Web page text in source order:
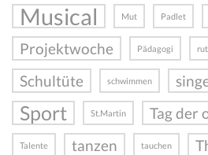
Musical
Mut Padlet
Projektwoche
Pädagogi
Schultüte schwimmen
Sport
St.Martin Tag der
Talente tanzen tauchen